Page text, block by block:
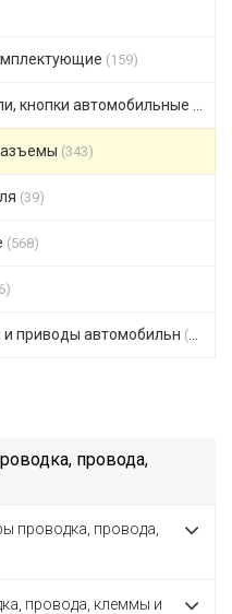
(159)
(306)
(343)
(39)
(568)
и приводы автомобильн (123)
провода,
проводка, провода,
провода, клеммы и